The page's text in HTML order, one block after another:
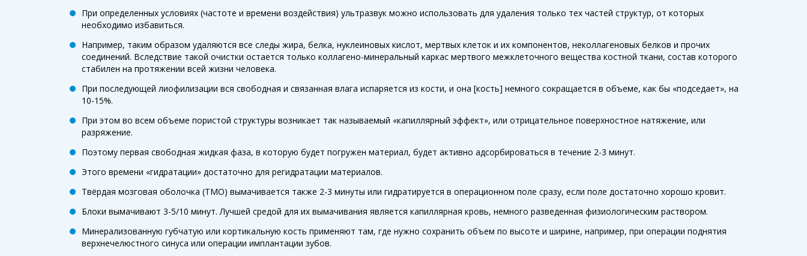
При определенных условиях (частоте и времени воздействия) ультразвук можно использовать для удаления только тех частей структур, от которых
необходимо избавиться.
Например, таким образом удаляются все следы жира, белка, нуклеиновых кислот, мертвых клеток и их компонентов, неколлагеновых белков и прочих
соединений. Вследствие такой очистки остается только коллагено-минеральный каркас мертвого межклеточного вещества костной ткани, состав которого
стабилен на протяжении всей жизни человека.
При последующей лиофилизации вся свободная и связанная влага испаряется из кости, и она [кость] немного сокращается в объеме, как бы «подседает», на
10-15%.
При этом во всем объеме пористой структуры возникает так называемый «капиллярный эффект», или отрицательное поверхностное натяжение, или
разряжение.
Поэтому первая свободная жидкая фаза, в которую будет погружен материал, будет активно адсорбироваться в течение 2-3 минут.
Этого времени «гидратации» достаточно для регидратации материалов.
Твёрдая мозговая оболочка (ТМО) вымачивается также 2-3 минуты или гидратируется в операционном поле сразу, если поле достаточно хорошо кровит.
Блоки вымачивают 3-5/10 минут. Лучшей средой для их вымачивания является капиллярная кровь, немного разведенная физиологическим раствором.
Минерализованную губчатую или кортикальную кость применяют там, где нужно сохранить объем по высоте и ширине, например, при операции поднятия
верхнечелюстного синуса или операции имплантации зубов.